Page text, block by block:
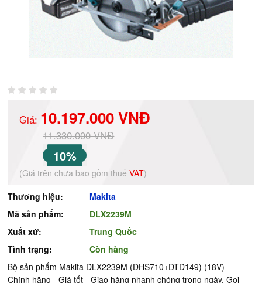
Giá: 10.197.000 VNĐ
11.330.000 VNĐ
10%
(Giá trên chưa bao gồm thuếVAT)
Thương hiệu:
Makita
Mã sản phẩm:
DLX2239M
Xuất xứ:
Trung Quốc
Tình trạng:
Còn hàng
Bộ sản phẩm Makita DLX2239M (DHS710+DTD149) (18V) -
Chính hãng - Giá tốt - Giao hàng nhanh chóng trong ngày. Gọi